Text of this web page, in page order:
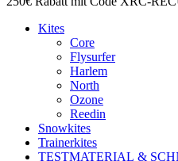
Kites
Core
Flysurfer
Harlem
North
Ozone
Reedin
Snowkites
Trainerkites
TESTMATERIAL &